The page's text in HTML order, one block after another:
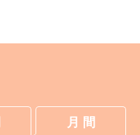
月 間